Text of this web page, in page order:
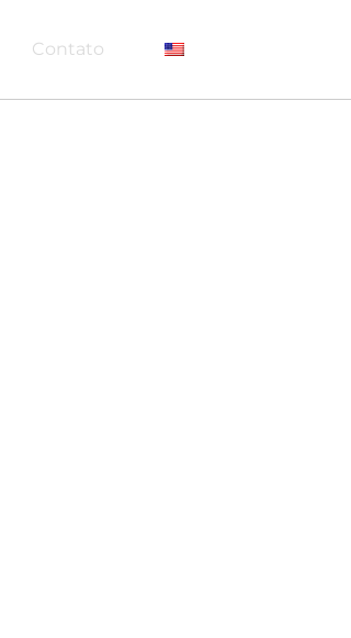
Contato